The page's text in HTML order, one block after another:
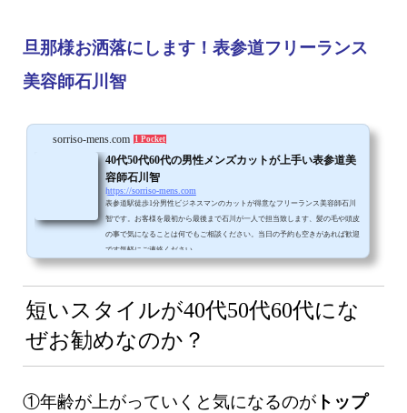
旦那様お洒落にします！表参道フリーランス
美容師石川智
sorriso-mens.com 1 Pocket
40代50代60代の男性メンズカットが上手い表参道美
容師石川智
https://sorriso-mens.com
表参道駅徒歩1分男性ビジネスマンのカットが得意なフリーランス美容師石川
智です。お客様を最初から最後まで石川が一人で担当致します、髪の毛や頭皮
の事で気になることは何でもご相談ください。当日の予約も空きがあれば歓迎
です気軽にご連絡ください。
短いスタイルが40代50代60代にな
ぜお勧めなのか？
①年齢が上がっていくと気になるのがトップ